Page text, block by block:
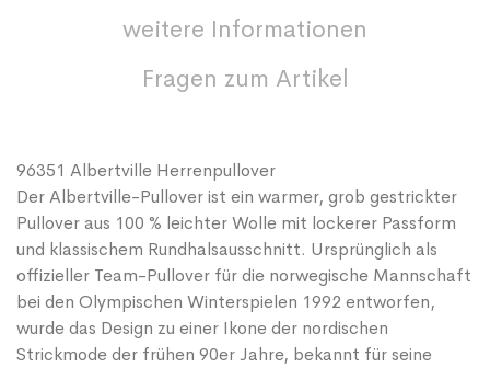
weitere Informationen
Fragen zum Artikel
96351 Albertville Herrenpullover
Der Albertville-Pullover ist ein warmer, grob gestrickter
Pullover aus 100 % leichter Wolle mit lockerer Passform
und klassischem Rundhalsausschnitt. Ursprünglich als
offizieller Team-Pullover für die norwegische Mannschaft
bei den Olympischen Winterspielen 1992 entworfen,
wurde das Design zu einer Ikone der nordischen
Strickmode der frühen 90er Jahre, bekannt für seine